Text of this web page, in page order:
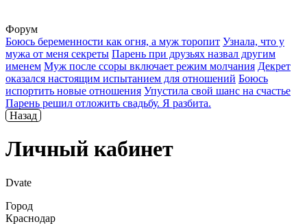
Форум
Боюсь беременности как огня, а муж торопит Узнала, что у
мужа от меня секреты Парень при друзьях назвал другим
именем Муж после ссоры включает режим молчания Декрет
оказался настоящим испытанием для отношений Боюсь
испортить новые отношения Упустила свой шанс на счастье
Парень решил отложить свадьбу. Я разбита.
Назад
Личный кабинет
Dvate
Город
Краснодар